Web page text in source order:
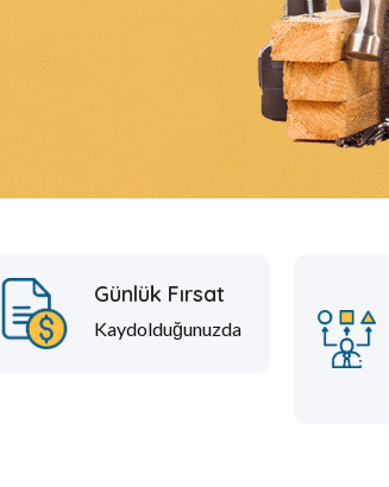
Günlük Fırsat
Kaydolduğunuzda